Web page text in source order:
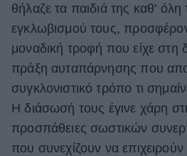
θήλαζε τα παιδιά της καθ' όλη
εγκλωβισμού τους,
μοναδική τροφή που είχε στη
πράξη αυταπάρνησης που
συγκλονιστικό τρόπο τι
Η διάσωσή τους έγινε χάρη
προσπάθειες σωστικών
που συνεχίζουν να επιχειρούν